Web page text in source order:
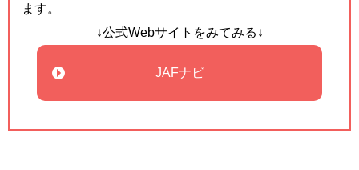
ます。
↓公式Webサイトをみてみる↓
JAFナビ